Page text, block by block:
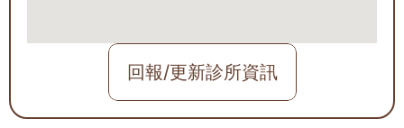
回報/更新診所資訊